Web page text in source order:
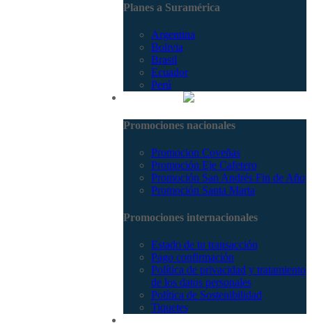
Planes a Suramérica
Argentina
Bolivia
Brasil
Ecuador
Perú
Promociones nacionales
Promocion Coveñas
Promoción Eje Cafetero
Promoción San Andrés Fin de Año
Promoción Santa Marta
Promociones internacionales
Estado de tu transacción
Pago confirmación
Política de privacidad y tratamiento
de los datos personales
Política de Sostenibilidad
Tiquetes